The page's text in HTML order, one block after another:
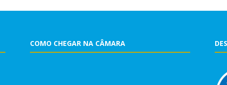
COMO CHEGAR NA CÂMARA